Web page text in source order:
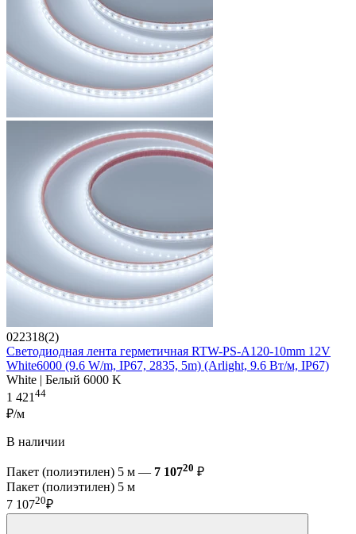
022318(2)
Светодиодная лента герметичная RTW-PS-A120-10mm 12V
White6000 (9.6 W/m, IP67, 2835, 5m) (Arlight, 9.6 Вт/м, IP67)
White | Белый 6000 K
1 421 44
₽/м
В наличии
Пакет (полиэтилен) 5 м — 7 10720 ₽
Пакет (полиэтилен) 5 м
7 10720₽